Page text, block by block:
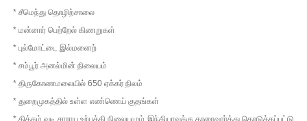
* சீமெந்து தொழிற்சாலை
* மன்னார் பெற்றேல் கிணறுகள்
* புல்மோட்டை இல்மனைற்
* சம்பூர் அனல்மின் நிலையம்
* திருகோணமலையில் 650 ஏக்கர் நிலம்
* துறைமுகத்தில் உள்ள எண்ணெய் குதங்கள்
* திக்கம் வடி சாராய உற்பத்தி நிலையமும் இந்தியாவுக்கு தாரைவார்த்து கொடுக்கப்பட்டு